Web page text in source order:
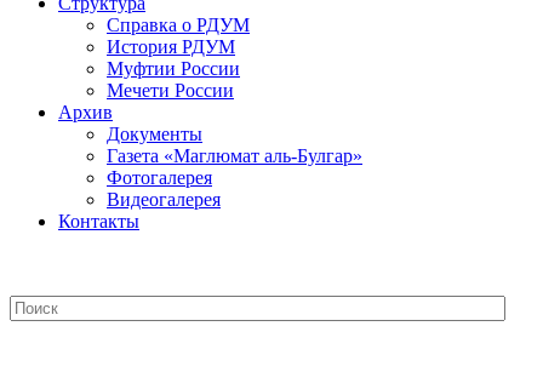
Справка о РДУМ
История РДУМ
Муфтии России
Мечети России
Архив
Документы
Газета «Маглюмат аль-Булгар»
Фотогалерея
Видеогалерея
Контакты